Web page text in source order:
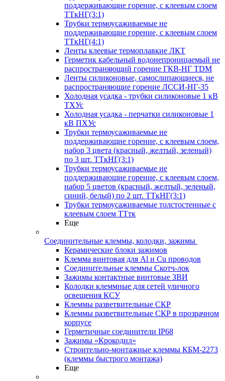
поддерживающие горение, с клеевым слоем
ТТкНГ(3:1)
Трубки термоусаживаемые не
поддерживающие горение, с клеевым слоем
ТТкНГ(4:1)
Ленты клеевые термоплавкие ЛКТ
Герметик кабельный водонепроницаемый не
распространяющий горение ГКВ-НГ TDM
Ленты силиконовые, самослипающиеся, не
распространяющие горение ЛССИ-НГ-35
Холодная усадка - трубки силиконовые 1 кВ
ТХУс
Холодная усадка - перчатки силиконовые 1
кВ ПХУс
Трубки термоусаживаемые не
поддерживающие горение, с клеевым слоем,
набор 3 цвета (красный, желтый, зеленый)
по 3 шт. ТТкНГ(3:1)
Трубки термоусаживаемые не
поддерживающие горение, с клеевым слоем,
набор 5 цветов (красный, желтый, зеленый,
синий, белый) по 2 шт. ТТкНГ(3:1)
Трубки термоусаживаемые толстостенные с
клеевым слоем ТТтк
Еще
Соединительные клеммы, колодки, зажимы
Керамические блоки зажимов
Клемма винтовая для Al и Cu проводов
Соединительные клеммы Скотч-лок
Зажимы контактные винтовые ЗВИ
Колодки клеммные для сетей уличного
освещения КСУ
Клеммы разветвительные СКР
Клеммы разветвительные СКР в прозрачном
корпусе
Герметичные соединители IP68
Зажимы «Крокодил»
Строительно-монтажные клеммы КБМ-2273
(клеммы быстрого монтажа)
Еще